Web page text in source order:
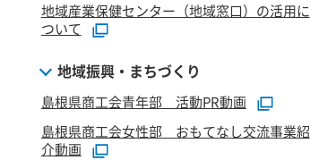
地域産業保健センター（地域窓口）の活用に
ついて
地域振興・まちづくり
島根県商工会青年部 活動PR動画
島根県商工会女性部 おもてなし交流事業紹
介動画